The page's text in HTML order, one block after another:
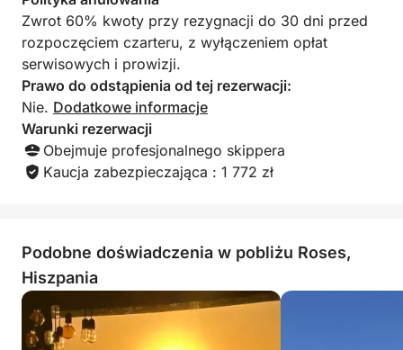
Zwrot 60% kwoty przy rezygnacji do 30 dni przed
rozpoczęciem czarteru, z wyłączeniem opłat
serwisowych i prowizji.
Prawo do odstąpienia od tej rezerwacji:
Nie. Dodatkowe informacje
Warunki rezerwacji
Obejmuje profesjonalnego skippera
Kaucja zabezpieczająca : 1 772 zł
Podobne doświadczenia w pobliżu Roses,
Hiszpania